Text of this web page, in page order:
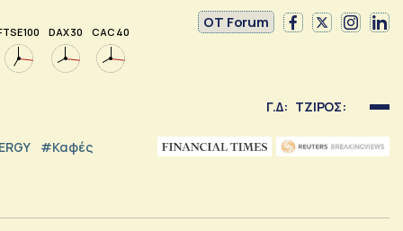
100 DAX 30 CAC 40
OT Forum
Γ.Δ: ΤΖΙΡΟΣ:
#καφές